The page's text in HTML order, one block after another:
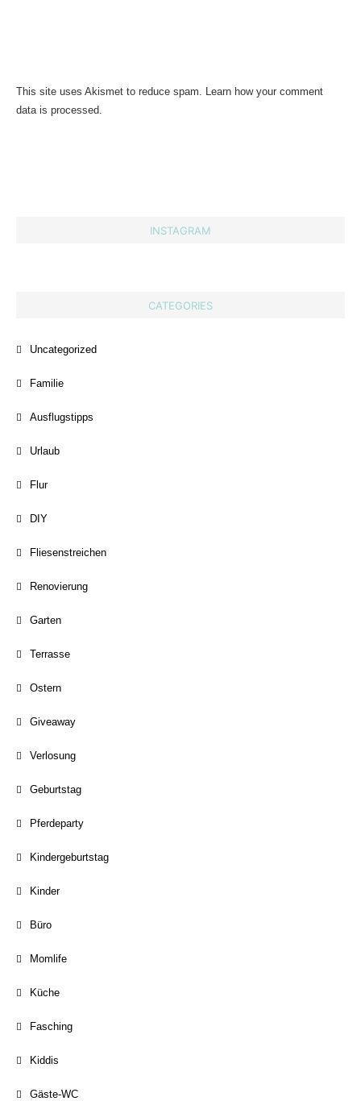
This site uses Akismet to reduce spam. Learn how your comment
data is processed.
INSTAGRAM
CATEGORIES
Uncategorized
Familie
Ausflugstipps
Urlaub
Flur
DIY
Fliesenstreichen
Renovierung
Garten
Terrasse
Ostern
Giveaway
Verlosung
Geburtstag
Pferdeparty
Kindergeburtstag
Kinder
Büro
Momlife
Küche
Fasching
Kiddis
Gäste-WC